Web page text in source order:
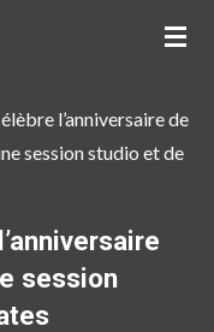
l’anniversaire de
session studio et de
session